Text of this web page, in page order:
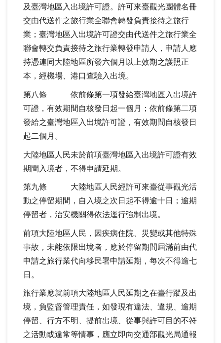
及臺灣地區入出境許可證。許可來臺觀光團體名冊
交由代送件之旅行業全聯會轉發負責接待之旅行
業；臺灣地區入出境許可證交由代送件之旅行業全
聯會轉交負責接待之旅行業轉發申請人，申請人應
持憑連同大陸地區所發六個月以上效期之護照正
本，經機場、港口查驗入出境。
第八條 依前條第一項發給臺灣地區入出境許
可證，有效期間自核發日起一個月；依前條第二項
發給之臺灣地區入出境許可證，有效期間自核發日
起二個月。
大陸地區人民未於前項臺灣地區入出境許可證有效
期間入境者，不得申請延期。
第九條 大陸地區人民經許可來臺從事觀光活
動之停留期間，自入境之次日起不得逾十日；逾期
停留者，治安機關得依法逕行強制出境。
前項大陸地區人民，因疾病住院、災變或其他特殊
事故，未能依限出境者，應於停留期間屆滿前由代
申請之旅行業代向移民署申請延期，每次不得逾七
日。
旅行業應就前項大陸地區人民延期之在臺行蹤及出
境，負監督管理責任，如發現有違法、違規、逾期
停留、行方不明、提前出境、從事與許可目的不符
之活動或違常等情事，應立即向交通部觀光局通報